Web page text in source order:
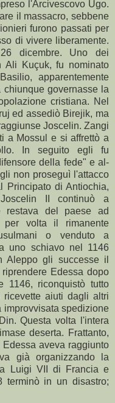
l'Arcivescovo Ugo.
il massacro, sebbene
furono passati per
di vivere liberamente.
dicembre. Uno dei
Ali Kuçuk, fu nominato
apparentemente
governasse la
cristiana. Nel
ed assediò Birejik, ma
Joscelin. Zangi
a Mossul e si affrettò a
In seguito egli fu
della fede" e al-
non proseguì l'attacco
Principato di Antiochia,
II continuò a
restava del paese ad
per volta il rimanente
o venduto a
uno schiavo nel 1146
Aleppo gli successe il
Edessa dopo
1146, riconquistò tutto
aiuti dagli altri
improvvisata spedizione
Questa volta l'intera
deserta. Frattanto,
aveva raggiunto
già organizzando la
Luigi VII di Francia e
terminò in un disastro;